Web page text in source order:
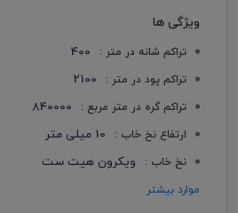
ویژگی ها
تراکم شانه در متر : 400
تراکم پود در متر : 2100
تراکم گره در متر مربع : 840000
ارتفاع نخ خاب : 10 میلی متر
نخ خاب : ویکرون هیت ست
موارد بیشتر